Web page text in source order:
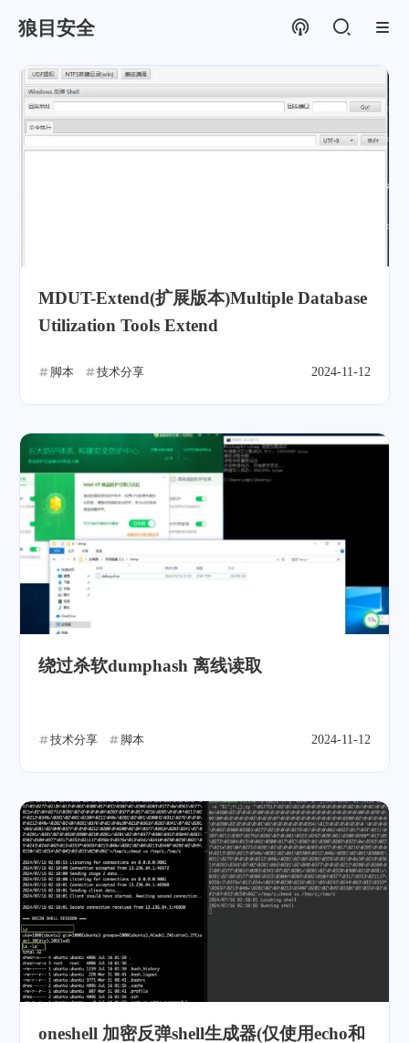
狼目安全
MDUT-Extend(扩展版本)Multiple Database
Utilization Tools Extend
脚本 技术分享 2024-11-12
绕过杀软dumphash 离线读取
技术分享 脚本 2024-11-12
oneshell 加密反弹shell生成器(仅使用echo和